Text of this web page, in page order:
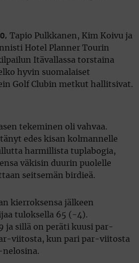
Tapio Pulkkanen, Kim Koivu ja
Hotel Planner Tourin
Itävallassa torstaina
hyvin suomalaiset
Golf Clubin metkut hallitsivat.
tekeminen oli vahvaa.
edes kisan kolmannelle
harmillista tuplabogia,
väkisin duurin puolelle
seitsemän birdieä.
kierroksensa jälkeen
tuloksella 65 (-4).
ja sillä on peräti kuusi par-
viitosta, kun pari par-viitosta
nelosina.